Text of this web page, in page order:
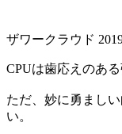
ザワークラウド
CPUは歯応えのある
ただ、妙に勇まし
い。